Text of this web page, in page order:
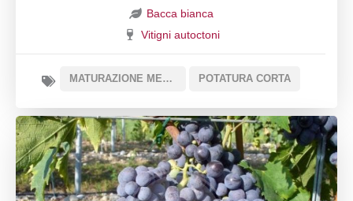
Bacca bianca
Vitigni autoctoni
MATURAZIONE MEDIA POTATURA CORTA